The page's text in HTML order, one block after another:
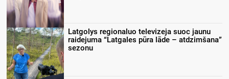
Latgolys regionaluo televizeja suoc jaunu
raidejuma “Latgales pūra lāde – atdzimšana”
sezonu